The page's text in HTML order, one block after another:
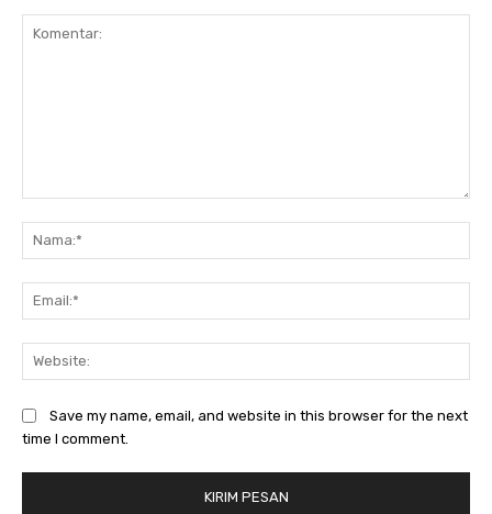
Save my name, email, and website in this browser for the next
time I comment.